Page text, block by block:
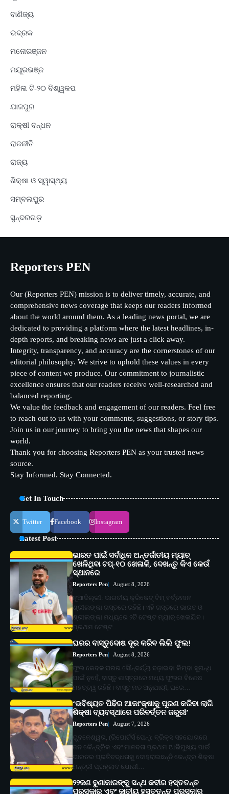
ବାଣିଜ୍ୟ
ଭଦ୍ରକ
ମନୋରଞ୍ଜନ
ମୟୂରଭଞ୍ଜ
ମହିଳା ଟି-୨୦ ବିଶ୍ୱକପ
ଯାଜପୁର
ରାକ୍ଷୀ ବନ୍ଧନ
ରାଜନୀତି
ରାଜ୍ୟ
ଶିକ୍ଷା ଓ ସ୍ୱାସ୍ଥ୍ୟ
ସମ୍ବଲପୁର
ସୁନ୍ଦରଗଡ଼
Reporters PEN
Our (Reporters PEN) mission is to deliver timely, accurate, and
comprehensive news coverage that keeps our readers informed
about the world around them. As a leading news portal, we are
dedicated to providing a platform where the latest headlines, in-
depth reports, and breaking news are just a click away.
Integrity, transparency, and accuracy are the cornerstones of our
editorial philosophy. We strive to uphold these values in every
piece of content we produce. Our commitment to journalistic
excellence ensures that our readers receive well-researched and
balanced reporting.
We value the feedback and engagement of our readers. Feel free
to reach out to us with your comments, suggestions, or story tips.
Join us in our journey to bring you the news that shapes our
world.
Thank you for choosing Reporters PEN as your trusted news
source.
Stay Informed. Stay Connected.
Get In Touch
Twitter Facebook Instagram
Latest Post
ଭାରତ ପାଇଁ ସର୍ବାଧିକ ଅନ୍ତର୍ଜାତୀୟ ମ୍ୟାଚ୍
ଖେଳିଥିବା ଟପ୍-୧୦ ଖେଳାଳି, ଦେଖନ୍ତୁ କିଏ କେଉଁ
ସ୍ଥାନରେ
Reporters Pen August 8, 2026
ନୂଆଦିଲ୍ଲୀ: ଭାରତୀୟ କ୍ରିକେଟ୍ ଟିମ୍ ବର୍ତ୍ତମାନ
ଶ୍ରୀଲଙ୍କା ଗସ୍ତରେ ରହିଛି। ଏହି ଗସ୍ତରେ ଭାରତ ଓ
ଶ୍ରୀଲଙ୍କା ମଧ୍ୟରେ ୨ଟି ଟେଷ୍ଟ ମ୍ୟାଚ୍ ଖେଳାଯିବ।
ପ୍ରଥମ ଟେଷ୍ଟ…
ଘରର ବାସ୍ତୁଦୋଷ ଦୂର କରିବ ଲିଲି ଫୁଲ!
Reporters Pen August 8, 2026
ଫୁଲ କେବଳ ଘରର ସୌନ୍ଦର୍ଯ୍ୟ ବଢ଼ାଇବା କିମ୍ବା ସୁଗନ୍ଧ
ପାଇଁ ନୁହେଁ, ବାସ୍ତୁ ଶାସ୍ତ୍ରରେ ମଧ୍ୟ ଫୁଲର ବିଶେଷ
ମହତ୍ତ୍ୱ ରହିଛି। ବାସ୍ତୁ ମତ ଅନୁଯାୟୀ, ଘରେ…
‘ଭବିଷ୍ୟତ ପିଢିର ଆକାଂକ୍ଷାକୁ ପୂରଣ କରିବା ଲାଗି
ଶିକ୍ଷା ବ୍ୟବସ୍ଥାରେ ପରିବର୍ତ୍ତନ ଜରୁରୀ’
Reporters Pen August 7, 2026
ଭୁବନେଶ୍ୱର, (ରିପୋର୍ଟର୍ସ ପେନ୍‌): ବ୍ରିକ୍ସ ସହଯୋଗରେ
ଜନ କୈନ୍ଦ୍ରିକ ଏବଂ ମାନବତା ପ୍ରଥମ ଆଭିମୁଖ୍ୟ ପାଇଁ
ଭାରତର ପ୍ରତିବଦ୍ଧତାକୁ ଦୋହରାଇଛନ୍ତି କେନ୍ଦ୍ର ଶିକ୍ଷା
ମନ୍ତ୍ରୀ ପ୍ରହ୍ଲାଦ ଯୋଶୀ…
୨୨ଜଣ ବୁଣାକାରଙ୍କୁ ସନ୍ଥ କବୀର ହସ୍ତତନ୍ତ
ପୁରସ୍କାର ଏବଂ ଜାତୀୟ ହସ୍ତତନ୍ତ ପୁରସ୍କାର